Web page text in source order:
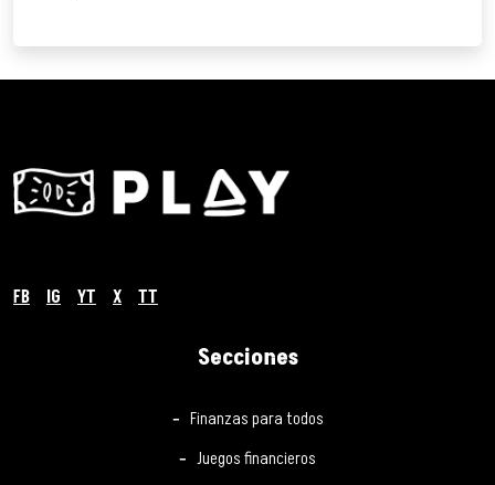
FB IG YT X TT
Secciones
Finanzas para todos
Juegos financieros